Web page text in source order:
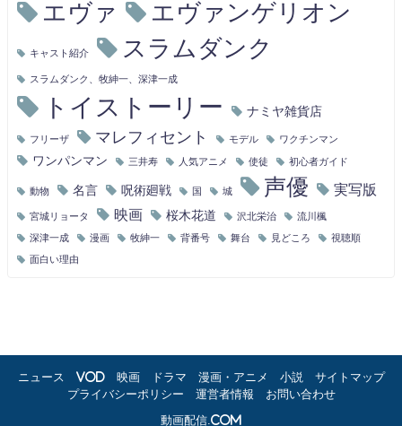
エヴァ エヴァンゲリオン
キャスト紹介 スラムダンク
スラムダンク、牧紳一、深津一成
トイストーリー ナミヤ雑貨店
フリーザ マレフィセント モデル ワクチンマン
ワンパンマン 三井寿 人気アニメ 使徒 初心者ガイド
動物 名言 呪術廻戦 国 城 声優 実写版
宮城リョータ 映画 桜木花道 沢北栄治 流川楓
深津一成 漫画 牧紳一 背番号 舞台 見どころ 視聴順
面白い理由
ニュース VOD 映画 ドラマ 漫画・アニメ 小説
サイトマップ
プライバシーポリシー
運営者情報 お問い合わせ
動画配信.com